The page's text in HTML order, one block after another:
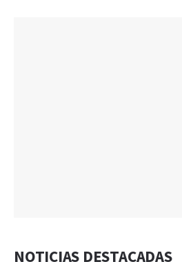
NOTICIAS DESTACADAS